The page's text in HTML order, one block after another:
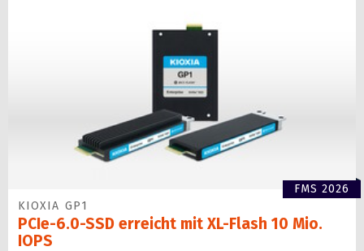
FMS 2026
KIOXIA GP1
PCIe-6.0-SSD erreicht mit XL-Flash 10 Mio.
IOPS